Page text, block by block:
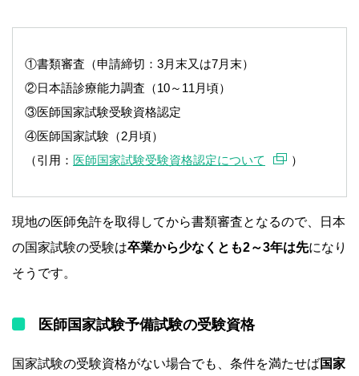
①書類審査（申請締切：3月末又は7月末）
②日本語診療能力調査（10～11月頃）
③医師国家試験受験資格認定
④医師国家試験（2月頃）
（引用： 医師国家試験受験資格認定について ）
現地の医師免許を取得してから書類審査となるので、日本
の国家試験の受験は卒業から少なくとも2～3年は先になり
そうです。
医師国家試験予備試験の受験資格
国家試験の受験資格がない場合でも、条件を満たせば国家